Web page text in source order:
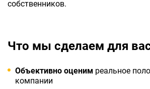
собственников.
Что мы сделаем для
Объективно оценим реальное
компании